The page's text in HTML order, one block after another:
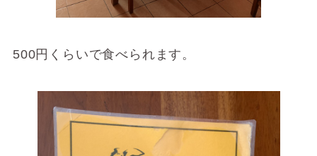
500円くらいで食べられます。